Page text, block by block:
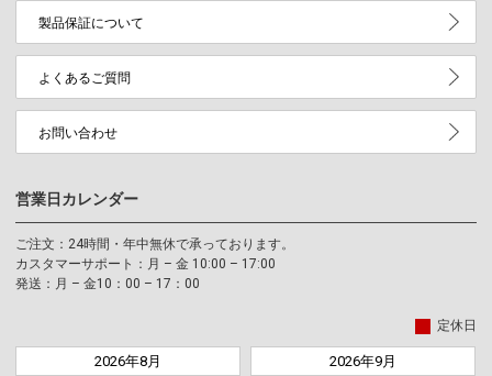
製品保証について
よくあるご質問
お問い合わせ
営業日カレンダー
ご注文：24時間・年中無休で承っております。
カスタマーサポート：月 – 金 10:00 – 17:00
発送：月 – 金10：00 – 17：00
定休日
2026年8月
2026年9月